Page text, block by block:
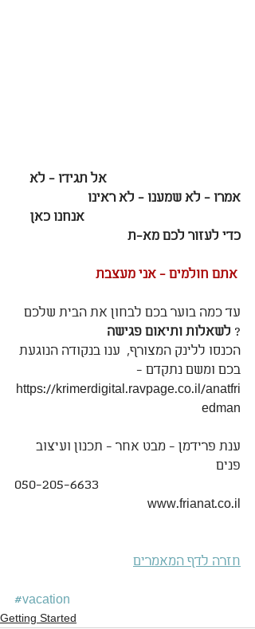
                                          אל תגידו - לא
אמרו - לא שמענו - לא ראינו
                                                 אנחנו כאן
כדי לעזור לכם מא-ת
אתם חולמים - אני מעצבת
עד כמה בוער בכם לבחון את הבית שלכם
? לשאלות ותיאום פגישה
הכנסו ללינק המצורף,  ענו בנקודה הנוגעת
בכם ומשם נתקדם -
https://krimerdigital.ravpage.co.il/anatfri
edman
ענת פרידמן - מבט אחר - תכנון ועיצוב
פנים
050-205-6633
www.frianat.co.il
חזרה לדף המאמרים
#vacation
Getting Started